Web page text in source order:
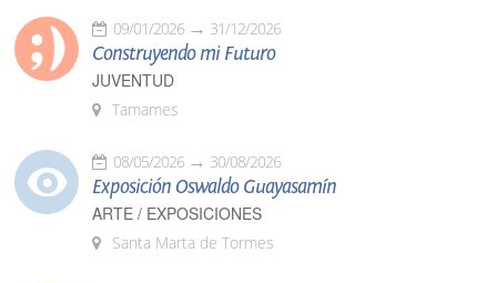
09/01/2026 31/12/2026
Construyendo mi Futuro
JUVENTUD
Tamames
08/05/2026 30/08/2026
Exposición Oswaldo Guayasamín
ARTE / EXPOSICIONES
Santa Marta de Tormes